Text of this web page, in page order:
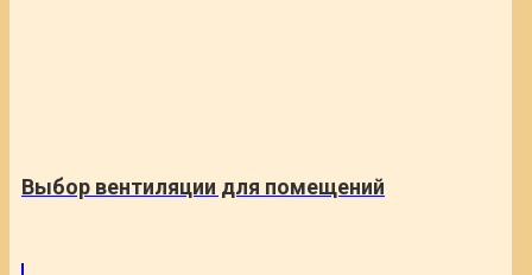
Выбор вентиляции для помещений